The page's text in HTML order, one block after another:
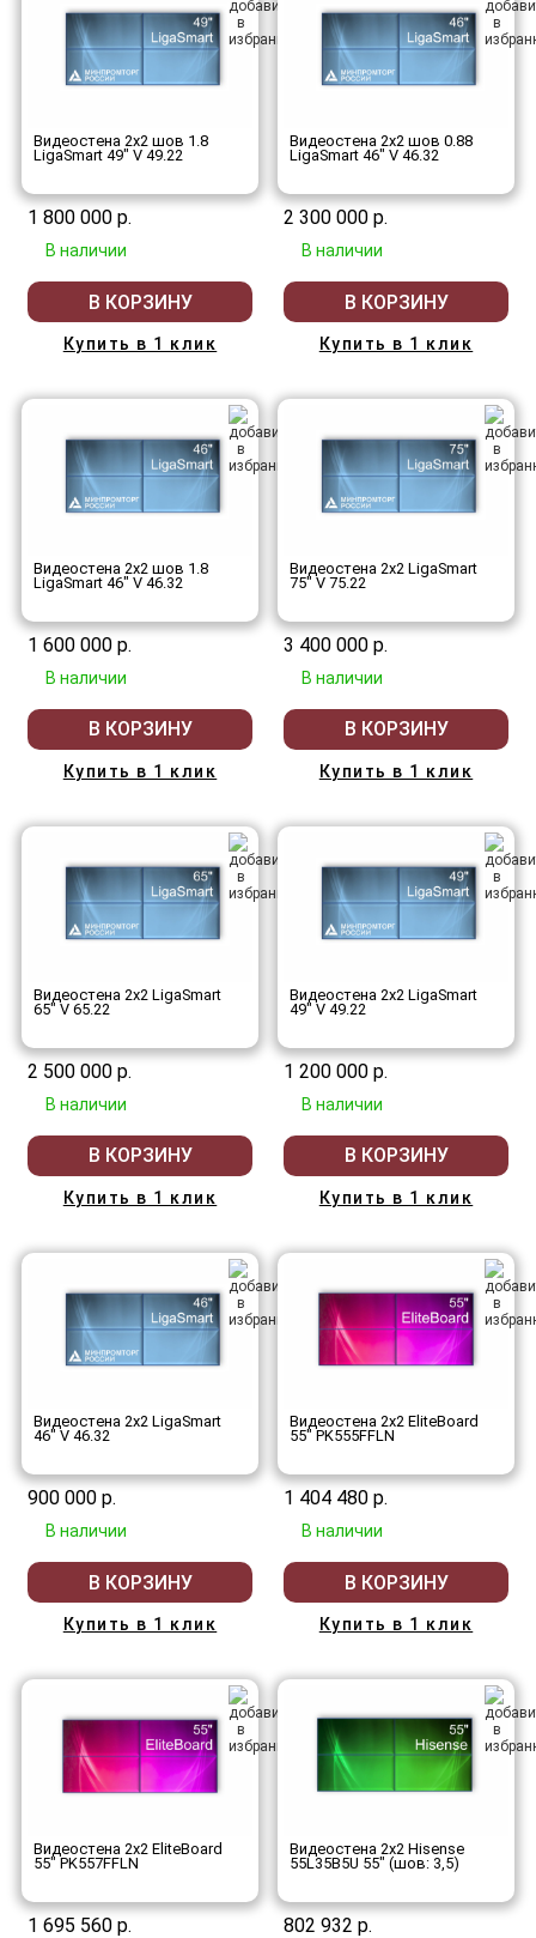
Видеостена 2x2 шов 1.8
LigaSmart 49" V 49.22
1 800 000 р.
В наличии
В КОРЗИНУ
Купить в 1 клик
Видеостена 2x2 шов 0.88
LigaSmart 46" V 46.32
2 300 000 р.
В наличии
В КОРЗИНУ
Купить в 1 клик
Видеостена 2x2 шов 1.8
LigaSmart 46" V 46.32
1 600 000 р.
В наличии
В КОРЗИНУ
Купить в 1 клик
Видеостена 2x2 LigaSmart
75" V 75.22
3 400 000 р.
В наличии
В КОРЗИНУ
Купить в 1 клик
Видеостена 2x2 LigaSmart
65" V 65.22
2 500 000 р.
В наличии
В КОРЗИНУ
Купить в 1 клик
Видеостена 2x2 LigaSmart
49" V 49.22
1 200 000 р.
В наличии
В КОРЗИНУ
Купить в 1 клик
Видеостена 2x2 LigaSmart
46" V 46.32
900 000 р.
В наличии
В КОРЗИНУ
Купить в 1 клик
Видеостена 2x2 EliteBoard
55" PK555FFLN
1 404 480 р.
В наличии
В КОРЗИНУ
Купить в 1 клик
Видеостена 2x2 EliteBoard
55" PK557FFLN
1 695 560 р.
Видеостена 2x2 Hisense
55L35B5U 55" (шов: 3,5)
802 932 р.